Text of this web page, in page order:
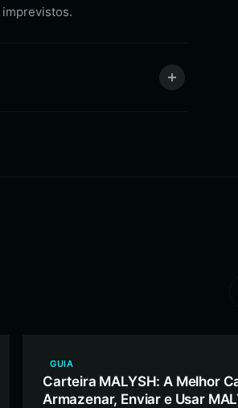
GUIA
Carteira MALYSH: A Melhor
Armazenar, Enviar e Usar